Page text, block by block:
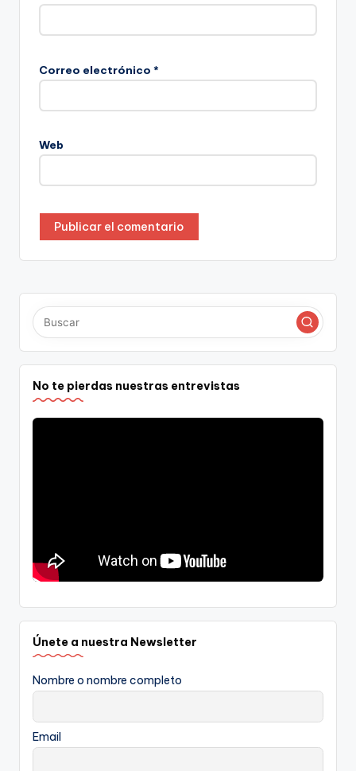
Correo electrónico *
Web
No te pierdas nuestras entrevistas
Únete a nuestra Newsletter
Nombre o nombre completo
Email